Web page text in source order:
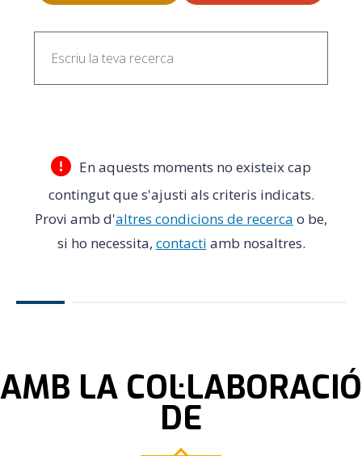
En aquests moments no existeix cap
contingut que s'ajusti als criteris indicats.
Provi amb d'altres condicions de recerca o be,
si ho necessita, contacti amb nosaltres.
AMB LA COL·LABORACIÓ
DE